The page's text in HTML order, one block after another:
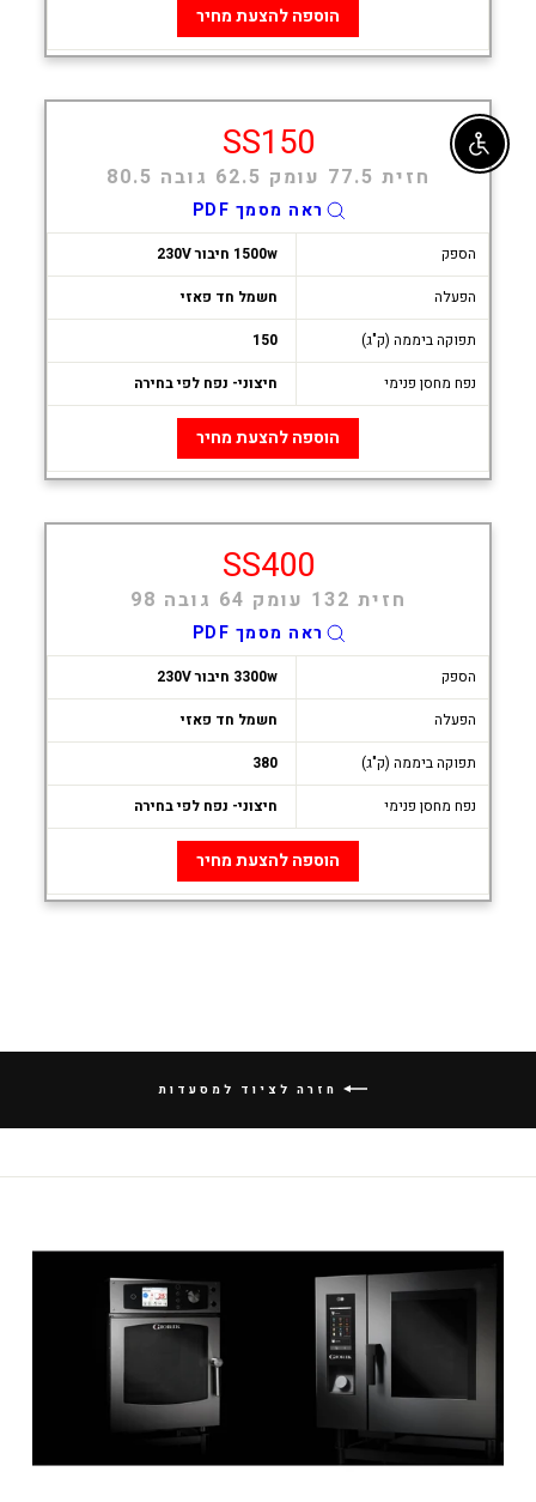
הוספה להצעת מחיר
SS150
חזית 77.5 עומק 62.5 גובה 80.5
ראה מסמך PDF
הספק
1500w חיבור 230V
הפעלה
חשמל חד פאזי
תפוקה ביממה (ק"ג)
150
נפח מחסן פנימי
חיצוני- נפח לפי בחירה
הוספה להצעת מחיר
SS400
חזית 132 עומק 64 גובה 98
ראה מסמך PDF
הספק
3300w חיבור 230V
הפעלה
חשמל חד פאזי
תפוקה ביממה (ק"ג)
380
נפח מחסן פנימי
חיצוני- נפח לפי בחירה
הוספה להצעת מחיר
חזרה לציוד למסעדות
Enable accessibility